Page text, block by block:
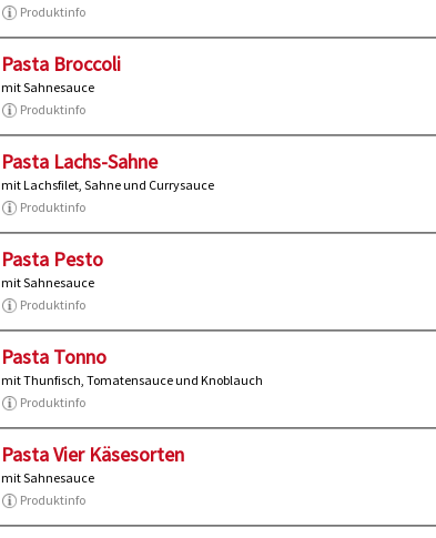
Produktinfo
Pasta Broccoli
mit Sahnesauce
Produktinfo
Pasta Lachs-Sahne
mit Lachsfilet, Sahne und Currysauce
Produktinfo
Pasta Pesto
mit Sahnesauce
Produktinfo
Pasta Tonno
mit Thunfisch, Tomatensauce und Knoblauch
Produktinfo
Pasta Vier Käsesorten
mit Sahnesauce
Produktinfo